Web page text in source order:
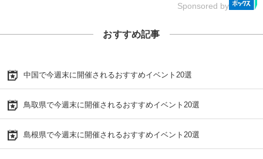
Sponsored by
おすすめ記事
中国で今週末に開催されるおすすめイベント20選
鳥取県で今週末に開催されるおすすめイベント20選
島根県で今週末に開催されるおすすめイベント20選